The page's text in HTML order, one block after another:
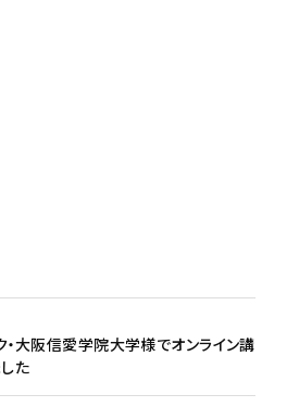
・大阪信愛学院大学様でオンライン講
た